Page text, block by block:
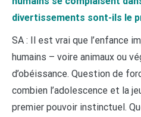
divertissements sont-ils le
SA : Il est vrai que l’enfance
humains – voire animaux ou
d’obéissance. Question de
combien l’adolescence et la
premier pouvoir instinctuel.